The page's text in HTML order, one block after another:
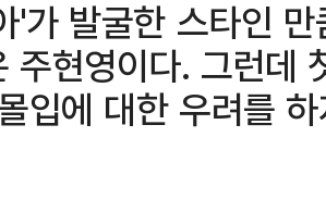
'가 발굴한 스타인
주현영이다. 그런데
입에 대한 우려를